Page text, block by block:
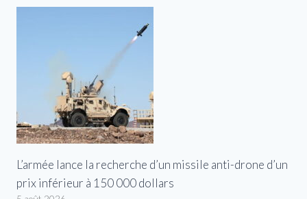
L’armée lance la recherche d’un missile anti-drone d’un
prix inférieur à 150 000 dollars